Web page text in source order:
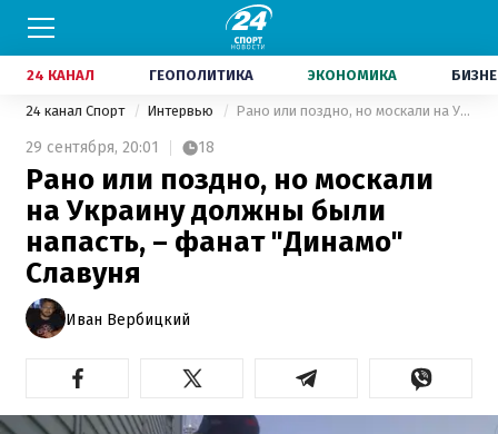
24 КАНАЛ ГЕОПОЛИТИКА ЭКОНОМИКА
24 канал Спорт Интервью Рано или поздно, но москали на Украину должны были напасть, – фанат "Динамо" Славуня
29 сентября, 20:01 18
Рано или поздно, но москали
на Украину должны были
напасть, – фанат "Динамо"
Славуня
Иван Вербицкий